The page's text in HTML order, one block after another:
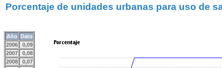
Porcentaje de unidades urbanas para uso de
Año Dato
2006
0,09
2007
0,08
2008
0,07